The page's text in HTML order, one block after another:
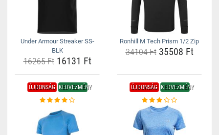
Under Armour Streaker SS-
BLK
16265 Ft16131 Ft
Ronhill M Tech Prism 1/2 Zip
34104 Ft35508 Ft
ÚJDONSÁG KEDVEZMÉNY ÚJDONSÁG KEDVEZMÉNY